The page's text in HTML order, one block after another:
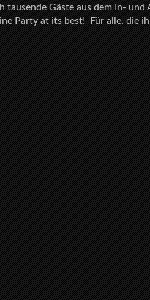
tausende Gäste aus dem In- und
Party at its best! Für alle, die